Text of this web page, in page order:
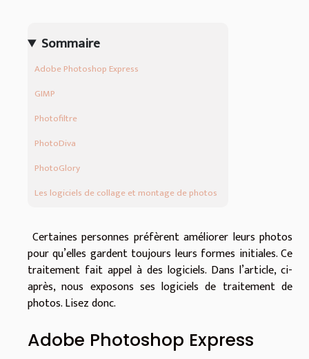
Sommaire
Adobe Photoshop Express
GIMP
Photofiltre
PhotoDiva
PhotoGlory
Les logiciels de collage et montage de photos
Certaines personnes préfèrent améliorer leurs photos
pour qu’elles gardent toujours leurs formes initiales. Ce
traitement fait appel à des logiciels. Dans l’article, ci-
après, nous exposons ses logiciels de traitement de
photos. Lisez donc.
Adobe Photoshop Express